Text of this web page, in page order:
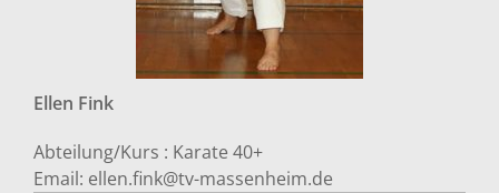
Ellen Fink
Abteilung/Kurs : Karate 40+
Email: ellen.fink@tv-massenheim.de